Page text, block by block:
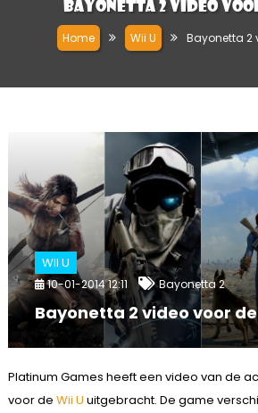
Bayonetta 2 video
Home Wii U Bayonetta 2
WII U
10-01-2014 12:11 Bayonetta 2
Bayonetta 2 video voor de
Platinum Games heeft een video van de
voor de Wii U uitgebracht. De game